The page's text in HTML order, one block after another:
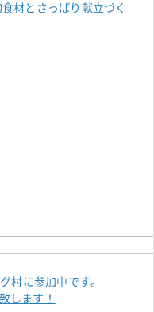
材とさっぱり献立づく
村に参加中です。
します！